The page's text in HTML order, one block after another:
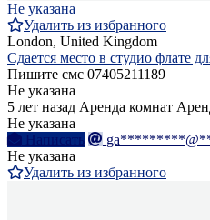
Не указана
Удалить из избранного
London, United Kingdom
Сдается место в студио флате
Пишите смс 07405211189
Не указана
5 лет назад Аренда комнат
Не указана
Написать
Не указана
Удалить из избранного